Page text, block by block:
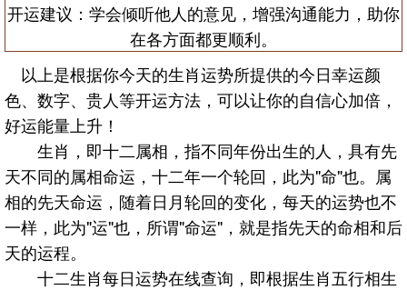
开运建议：学会倾听他人的意见，增强沟通能力，助你
在各方面都更顺利。
以上是根据你今天的生肖运势所提供的今日幸运颜
色、数字、贵人等开运方法，可以让你的自信心加倍，
好运能量上升！
生肖，即十二属相，指不同年份出生的人，具有先
天不同的属相命运，十二年一个轮回，此为"命"也。属
相的先天命运，随着日月轮回的变化，每天的运势也不
一样，此为"运"也，所谓"命运"，就是指先天的命相和后
天的运程。
十二生肖每日运势在线查询，即根据生肖五行相生